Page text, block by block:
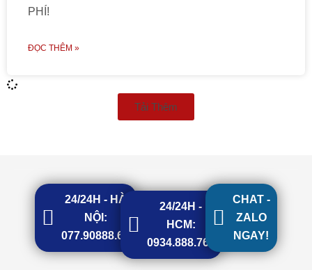
PHÍ!
ĐỌC THÊM »
Tải Thêm
24/24H - HÀ
NỘI:
077.90888.68
24/24H -
HCM:
0934.888.768
CHAT -
ZALO
NGAY!